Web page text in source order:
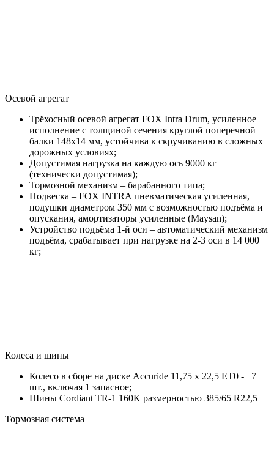
Осевой агрегат
Трёхосный осевой агрегат FOX Intra Drum, усиленное
исполнение с толщиной сечения круглой поперечной
балки 148х14 мм, устойчива к скручиванию в сложных
дорожных условиях;
Допустимая нагрузка на каждую ось 9000 кг
(технически допустимая);
Тормозной механизм – барабанного типа;
Подвеска – FOX INTRA пневматическая усиленная,
подушки диаметром 350 мм с возможностью подъёма и
опускания, амортизаторы усиленные (Maysan);
Устройство подъёма 1-й оси – автоматический механизм
подъёма, срабатывает при нагрузке на 2-3 оси в 14 000
кг;
Колеса и шины
Колесо в сборе на диске Accuride 11,75 х 22,5 ET0 - 7
шт., включая 1 запасное;
Шины Cordiant TR-1 160K размерностью 385/65 R22,5
Тормозная система